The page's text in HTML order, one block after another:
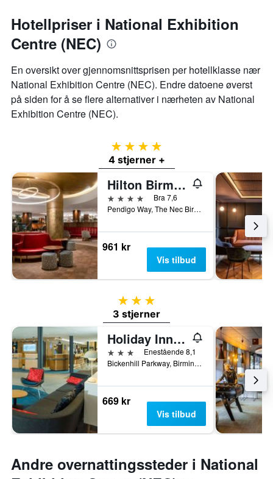
Hotellpriser i National Exhibition
Centre (NEC)
En oversikt over gjennomsnittsprisen per hotellklasse nær
National Exhibition Centre (NEC). Endre datoene øverst
på siden for å se flere alternativer i nærheten av National
Exhibition Centre (NEC).
4 stjerner
4 stjerner +
Hilton Birmingham Metropole
4 stjerner
Bra 7,6
Pendigo Way, The Nec Birmingham, Birmingham, Storbritannia
961 kr
Vis tilbud
3 stjerner
3 stjerner
Holiday Inn Express Birmingham Airport NEC by IHG
3 stjernerEnestående 8,1
Bickenhill Parkway, Birmingham, Storbritannia
669 kr
Vis tilbud
Andre overnattingssteder i National